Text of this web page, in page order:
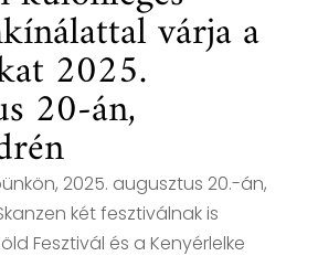
várja a
2025.
20-án,
2025. augusztus 20.-án,
két fesztiválnak is
Fesztivál és a Kenyérlelke